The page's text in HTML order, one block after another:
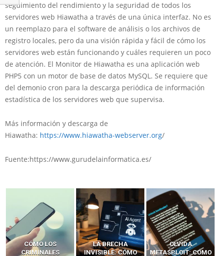
seguimiento del rendimiento y la seguridad de todos los
servidores web Hiawatha a través de una única interfaz. No es
un reemplazo para el software de análisis o los archivos de
registro locales, pero da una visión rápida y fácil de cómo los
servidores web están funcionando y cuáles requieren un poco
de atención. El Monitor de Hiawatha es una aplicación web
PHP5 con un motor de base de datos MySQL. Se requiere que
del demonio cron para la descarga periódica de información
estadística de los servidores web que supervisa.
Más información y descarga de
Hiawatha: https://www.hiawatha-webserver.org/
Fuente:https://www.gurudelainformatica.es/
LA BRECHA
INVISIBLE: CÓMO
OLVIDA
METASPLOIT: CÓMO
CÓMO LOS HACKERS
INTERCEPTAN OTPS